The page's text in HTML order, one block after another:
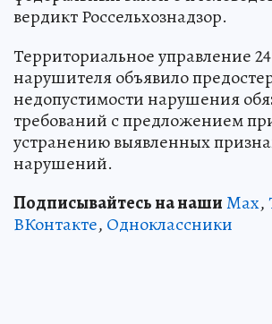
вердикт Россельхознадзор.
Территориальное управление
нарушителя объявило
недопустимости нарушения
требований с предложением
устранению выявленных
нарушений.
Подписывайтесь на нашиMax,
ВКонтакте, Одноклассники